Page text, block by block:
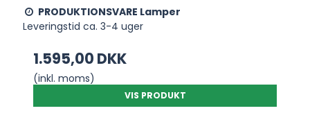
PRODUKTIONSVARE Lamper
Leveringstid ca. 3-4 uger
1.595,00 DKK
(inkl. moms)
VIS PRODUKT